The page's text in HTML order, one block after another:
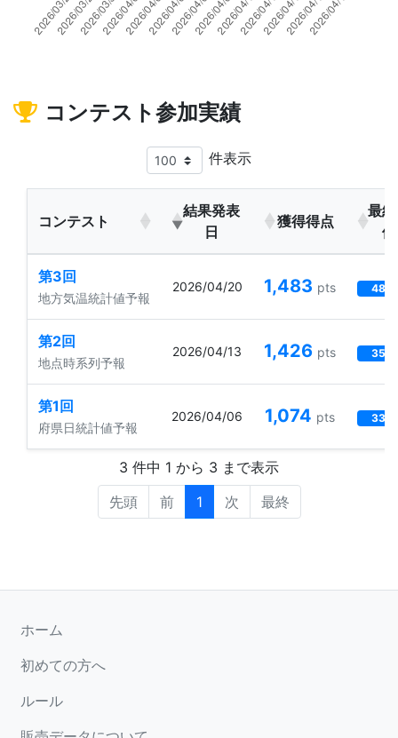
コンテスト参加実績
件表示
コンテスト
結果発表
日
獲得得点
最
位
第3回
地方気温統計値予報
2026/04/20 1,483 pts 48 位
第2回
地点時系列予報
2026/04/13 1,426 pts 35 位
第1回
府県日統計値予報
2026/04/06 1,074 pts 33 位
3 件中 1 から 3 まで表示
先頭
前 1 次 最終
ホーム
初めての方へ
ルール